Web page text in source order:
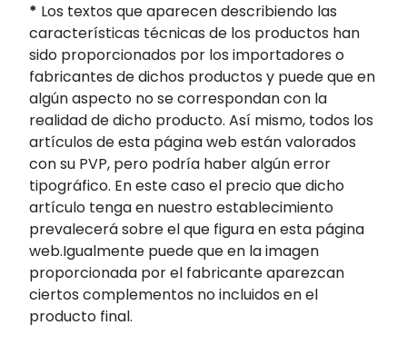
* Los textos que aparecen describiendo las
características técnicas de los productos han
sido proporcionados por los importadores o
fabricantes de dichos productos y puede que en
algún aspecto no se correspondan con la
realidad de dicho producto. Así mismo, todos los
artículos de esta página web están valorados
con su PVP, pero podría haber algún error
tipográfico. En este caso el precio que dicho
artículo tenga en nuestro establecimiento
prevalecerá sobre el que figura en esta página
web.Igualmente puede que en la imagen
proporcionada por el fabricante aparezcan
ciertos complementos no incluidos en el
producto final.